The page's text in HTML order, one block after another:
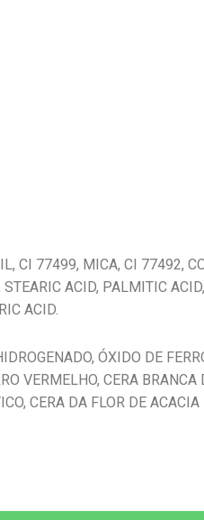
CI 77499, MICA, CI 77492,
STEARIC ACID, PALMITIC
ACID.
ÓXIDO DE
VERMELHO, CERA
CERA DA FLOR DE